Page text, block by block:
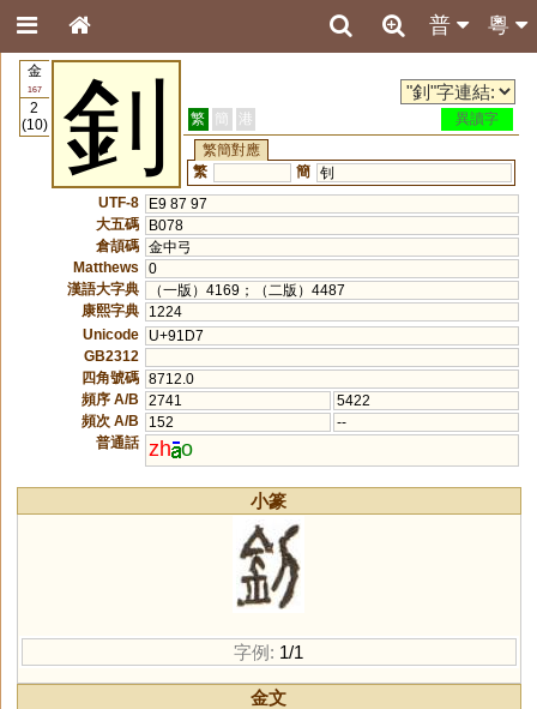
粵
普
金
167
2
(10)
釗 繁 簡 港
異讀字
繁簡對應
繁
簡 钊
UTF-8
E9 87 97
大五碼
B078
倉頡碼 金中弓
Matthews
0
漢語大字典
（一版）4169；（二版）4487
康熙字典
1224
Unicode
U+91D7
GB2312
四角號碼 8712.0
頻序 A/B
2741
5422
頻次 A/B
152
--
普通話 zh o
小篆
字例: 1/1
金文